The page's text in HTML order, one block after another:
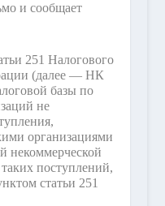
и сообщает
251 Налогового
(далее — НК
базы по
не
организациями
некоммерческой
поступлений,
статьи 251